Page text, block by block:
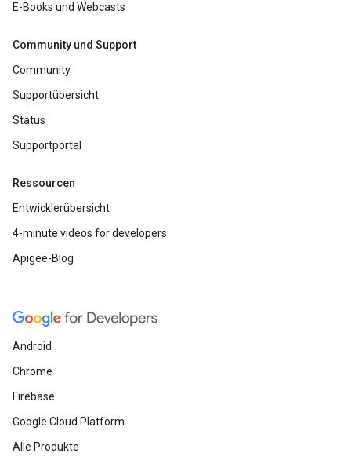
E-Books und Webcasts
Community und Support
Community
Supportübersicht
Status
Supportportal
Ressourcen
Entwicklerübersicht
4-minute videos for developers
Apigee-Blog
Android
Chrome
Firebase
Google Cloud Platform
Alle Produkte